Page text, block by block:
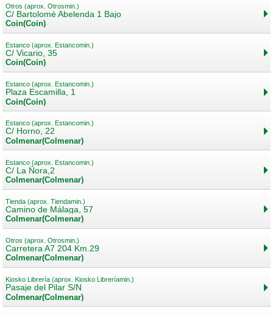
Otros (aprox. Otrosmin.)
C/ Bartolomé Abelenda 1 Bajo
Coín(Coín)
Estanco (aprox. Estancomin.)
C/ Vicario, 35
Coín(Coín)
Estanco (aprox. Estancomin.)
Plaza Escamilla, 1
Coín(Coín)
Estanco (aprox. Estancomin.)
C/ Horno, 22
Colmenar(Colmenar)
Estanco (aprox. Estancomin.)
C/ La Ñora,2
Colmenar(Colmenar)
Tienda (aprox. Tiendamin.)
Camino de Málaga, 57
Colmenar(Colmenar)
Otros (aprox. Otrosmin.)
Carretera A7 204 Km.29
Colmenar(Colmenar)
Kiosko Librería (aprox. Kiosko Libreríamin.)
Pasaje del Pilar S/N
Colmenar(Colmenar)